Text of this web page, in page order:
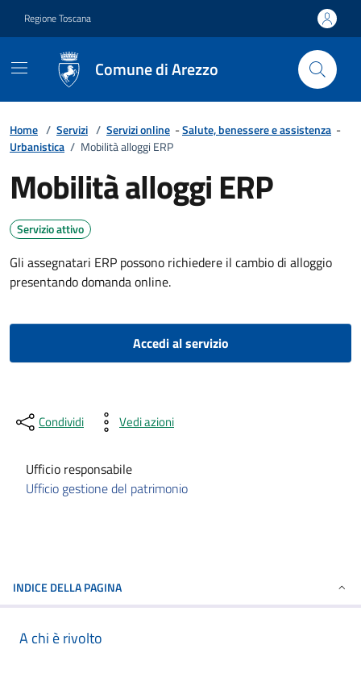
Regione Toscana
Comune di Arezzo
Home / Servizi / Servizi online -Salute, benessere e assistenza -
Urbanistica / Mobilità alloggi ERP
Mobilità alloggi ERP
Servizio attivo
Gli assegnatari ERP possono richiedere il cambio di alloggio
presentando domanda online.
Accedi al servizio
Condividi Vedi azioni
Ufficio responsabile
Ufficio gestione del patrimonio
INDICE DELLA PAGINA
A chi è rivolto